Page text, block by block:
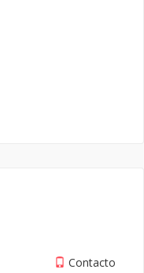
Contacto